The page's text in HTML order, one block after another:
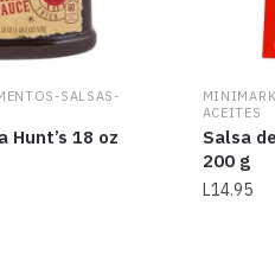
SALSAS-
Hunt’s 18 oz
ACEITES
Salsa
200 g
L14.95